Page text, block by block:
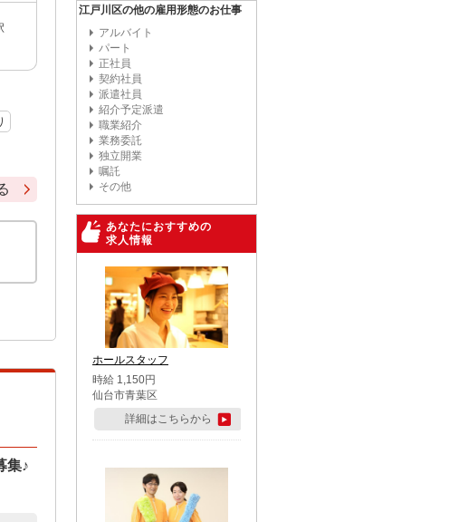
集♪
江戸川区の他の雇用形態のお仕事
アルバイト
パート
正社員
契約社員
派遣社員
紹介予定派遣
職業紹介
業務委託
独立開業
嘱託
その他
あなたにおすすめの
求人情報
ホールスタッフ
時給 1,150円
仙台市青葉区
詳細はこちらから